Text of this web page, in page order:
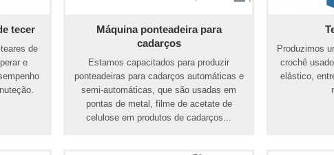
tecer
de
e
Máquina ponteadeira para
cadarços
Estamos capacitados para produzir
ponteadeiras para cadarços automáticas e
semi-automáticas, que são usadas em
pontas de metal, filme de acetate de
celulose em produtos de cadarços...
Produzimos
crochê
elástico,